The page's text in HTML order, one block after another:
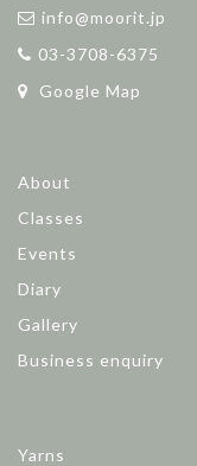
info@moorit.jp
03-3708-6375
Google Map
About
Classes
Events
Diary
Gallery
Business enquiry
Yarns